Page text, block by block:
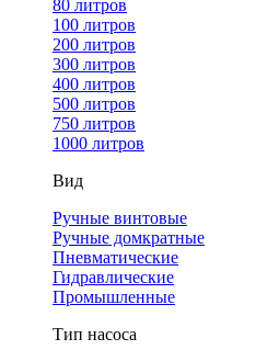
80 литров
100 литров
200 литров
300 литров
400 литров
500 литров
750 литров
1000 литров
Вид
Ручные винтовые
Ручные домкратные
Пневматические
Гидравлические
Промышленные
Тип насоса